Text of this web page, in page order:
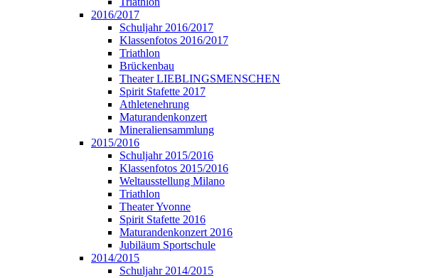
2016/2017
Schuljahr 2016/2017
Klassenfotos 2016/2017
Triathlon
Brückenbau
Theater LIEBLINGSMENSCHEN
Spirit Stafette 2017
Athletenehrung
Maturandenkonzert
Mineraliensammlung
2015/2016
Schuljahr 2015/2016
Klassenfotos 2015/2016
Weltausstellung Milano
Triathlon
Theater Yvonne
Spirit Stafette 2016
Maturandenkonzert 2016
Jubiläum Sportschule
2014/2015
Schuljahr 2014/2015